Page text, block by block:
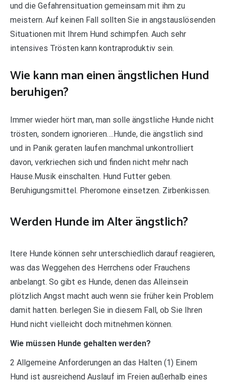
und die Gefahrensituation gemeinsam mit ihm zu
meistern. Auf keinen Fall sollten Sie in angstauslösenden
Situationen mit Ihrem Hund schimpfen. Auch sehr
intensives Trösten kann kontraproduktiv sein.
Wie kann man einen ängstlichen Hund
beruhigen?
Immer wieder hört man, man solle ängstliche Hunde nicht
trösten, sondern ignorieren….Hunde, die ängstlich sind
und in Panik geraten laufen manchmal unkontrolliert
davon, verkriechen sich und finden nicht mehr nach
Hause.Musik einschalten. Hund Futter geben.
Beruhigungsmittel. Pheromone einsetzen. Zirbenkissen.
Werden Hunde im Alter ängstlich?
ltere Hunde können sehr unterschiedlich darauf reagieren,
was das Weggehen des Herrchens oder Frauchens
anbelangt. So gibt es Hunde, denen das Alleinsein
plötzlich Angst macht auch wenn sie früher kein Problem
damit hatten. berlegen Sie in diesem Fall, ob Sie Ihren
Hund nicht vielleicht doch mitnehmen können.
Wie müssen Hunde gehalten werden?
2 Allgemeine Anforderungen an das Halten (1) Einem
Hund ist ausreichend Auslauf im Freien außerhalb eines